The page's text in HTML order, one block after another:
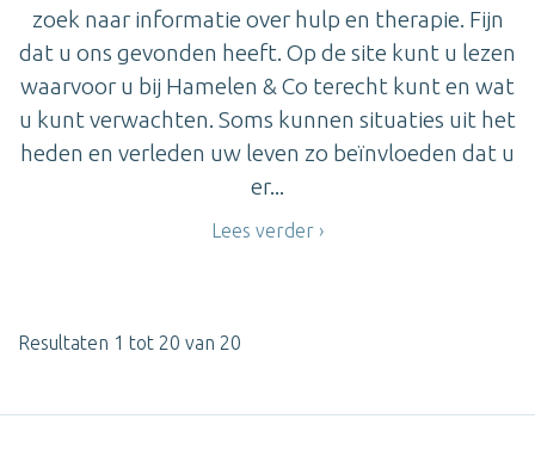
zoek naar informatie over hulp en therapie. Fijn
dat u ons gevonden heeft. Op de site kunt u lezen
waarvoor u bij Hamelen & Co terecht kunt en wat
u kunt verwachten. Soms kunnen situaties uit het
heden en verleden uw leven zo beïnvloeden dat u
er...
Lees verder
Resultaten 1 tot 20 van 20